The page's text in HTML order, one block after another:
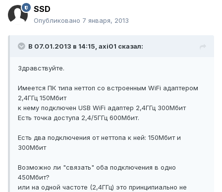
SSD
Опубликовано 7 января, 2013
В 07.01.2013 в 14:15, axi01 сказал:
Здравствуйте.
Имеется ПК типа неттоп со встроенным WiFi адаптером
2,4ГГц 150Мбит
к нему подключен USB WiFi адаптер 2,4ГГц 300Мбит
Есть точка доступа 2,4/5ГГц 600Мбит.
Есть два подключения от неттопа к ней: 150Мбит и
300Мбит
Возможно ли "связать" оба подключения в одно
450Мбит?
или на одной частоте (2,4ГГц) это принципиально не